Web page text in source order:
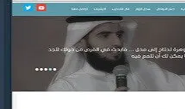
بن بدر الحزيمي
التفاصيل